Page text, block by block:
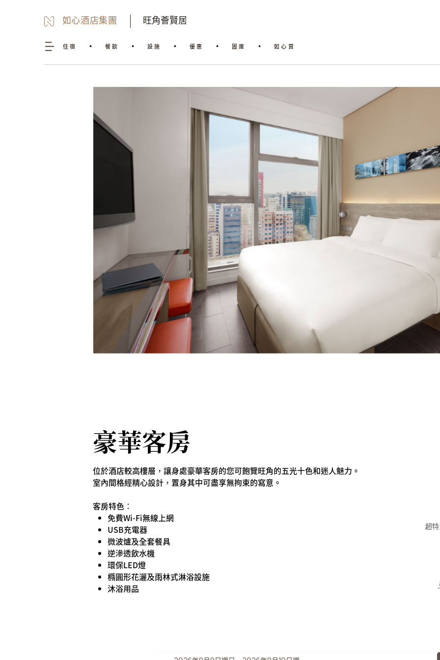
如心酒店集團 旺角薈賢居
住宿 餐飲 設施 優惠 圖庫 如心賞
豪華客房
位於酒店較高樓層，讓身處豪華客房的您可飽覽旺角的五光十色和迷人魅力。
室內間格經精心設計，置身其中可盡享無拘束的寫意。
客房特色：
免費Wi-Fi無線上網
USB充電器
微波爐及全套餐具
逆滲透飲水機
環保LED燈
橢圓形花灑及雨林式淋浴設施
沐浴用品
超